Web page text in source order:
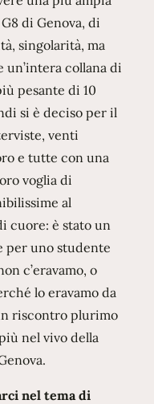
di Genova, di
singolarità, ma
collana di
pesante di 10
si è deciso per il
venti
e tutte con una
voglia di
al
cuore: è stato un
per uno studente
c’eravamo, o
lo eravamo da
riscontro plurimo
nel vivo della
nel tema di